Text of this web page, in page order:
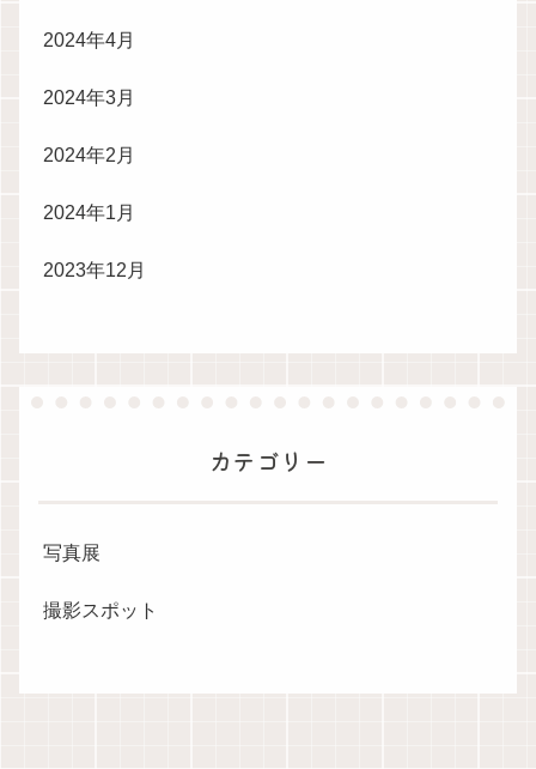
2024年4月
2024年3月
2024年2月
2024年1月
2023年12月
カテゴリー
写真展
撮影スポット